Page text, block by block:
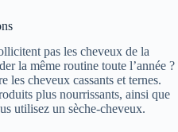
pas les cheveux de la
la même routine toute l’année ?
les cheveux cassants et ternes.
plus nourrissants, ainsi que
utilisez un sèche-cheveux.